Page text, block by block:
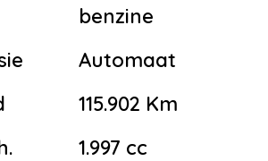
benzine
Automaat
115.902 Km
1.997 cc